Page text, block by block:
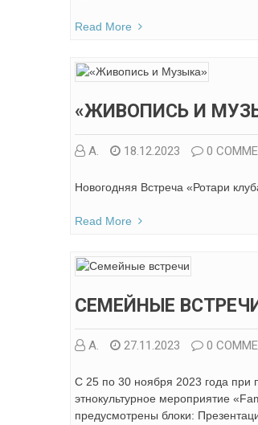
Read More
«ЖИВОПИСЬ И
А. 18.12.2023 0
Новогодняя Встреча «Ротари
Read More
СЕМЕЙНЫЕ ВСТРЕЧИ
А. 27.11.2023 0
С 25 по 30 ноября 2023 года при
этнокультурное мероприятие
предусмотрены блоки: